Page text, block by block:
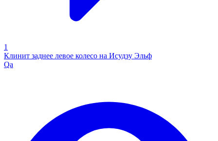
1
Клинит заднее левое колесо на Исудзу Эльф
Qa